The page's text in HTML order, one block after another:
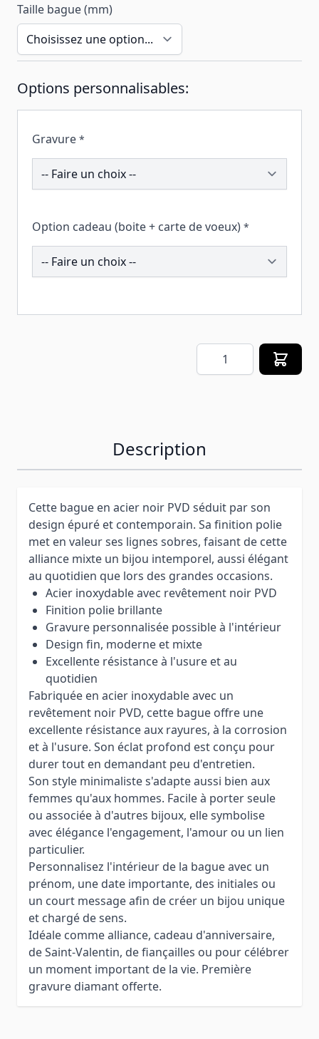
Taille bague (mm)
Options personnalisables:
Gravure *
208395
Option cadeau (boite + carte de voeux) *
260398
Quantité
Description
Cette bague en acier noir PVD séduit par son
design épuré et contemporain. Sa finition polie
met en valeur ses lignes sobres, faisant de cette
alliance mixte un bijou intemporel, aussi élégant
au quotidien que lors des grandes occasions.
Acier inoxydable avec revêtement noir PVD
Finition polie brillante
Gravure personnalisée possible à l'intérieur
Design fin, moderne et mixte
Excellente résistance à l'usure et au
quotidien
Fabriquée en acier inoxydable avec un
revêtement noir PVD, cette bague offre une
excellente résistance aux rayures, à la corrosion
et à l'usure. Son éclat profond est conçu pour
durer tout en demandant peu d'entretien.
Son style minimaliste s'adapte aussi bien aux
femmes qu'aux hommes. Facile à porter seule
ou associée à d'autres bijoux, elle symbolise
avec élégance l'engagement, l'amour ou un lien
particulier.
Personnalisez l'intérieur de la bague avec un
prénom, une date importante, des initiales ou
un court message afin de créer un bijou unique
et chargé de sens.
Idéale comme alliance, cadeau d'anniversaire,
de Saint-Valentin, de fiançailles ou pour célébrer
un moment important de la vie. Première
gravure diamant offerte.